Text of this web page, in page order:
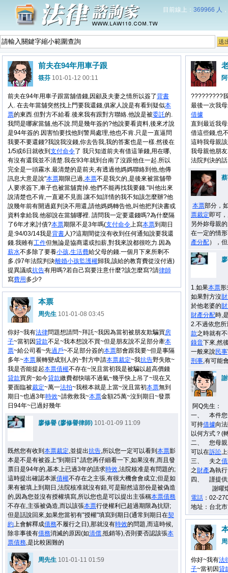
目前線上： 369966 人
前夫在94年用車子跟
筱芬 101-01-12 00:11
前夫在94年用車子跟當舖借錢,因顧及夫妻之情所以簽了背書
人. 在去年當舖突然找上門要我還錢,俱家人說是有看到疑似本
票的東西.但對方不給看.後來我有跟對方聯絡.他說是被委託的.
我問是哪家當舖,他不說.問是幾年簽的?他說要看資料,後來才說
是94年簽的.因害怕要找他到警局處理,他也不肯.只是一直逼問
我要不要還錢?我說我沒錢,你去告我,我的答案也是一樣.然後在
1/5或6日就收到 支付命令了 我只知道前夫有借這筆錢,用在哪,
有沒有還我並不清楚.我在93年就到台南了沒跟他住一起.所以
完全是一頭霧水.最清楚的是前夫,有透過他媽媽聯絡到他,他傳
訊息大意是說"本票期限已過,本票不是我欠的,是後來被當舖帶
人要求簽下,車子也被當舖賣掉.他們不能再找我要錢."叫他出來
說清楚也不肯,一直避不見面.讓不知詳情的我不知該怎麼辦?他
說幾年前有開過庭判決不用還,請他媽媽轉告他,叫他把判決書或
資料拿給我.他卻說在當舖哪裡. 請問我一定要還錢嗎?為什麼隔
了6年才來討債?本票期限不是3年嗎(支付命令上寫本票到期日
是:94/03/14我是背書人)?這期間從沒有收到任何通知說要我還
錢.我雖有工作但無論是協商還或扣薪,對我來說都很吃力.因為
薪水不多除了要養小孩,生活費給父母的錢.一個月下來所剩不
多.(97年法院判決離婚小孩監護權歸我,該給的教育費從沒付過)
提異議或抗告有用嗎?若自己寫要注意什麼?該怎麼寫?請律師
寫費用 多少?
?????????
最後一次我
借據
直到最近我
借這些錢,也
這時我母親
我母親他朋
法院判決的
本票部分，
票裁定即可
另外妳母親
在一定的情
產分配），
1.如果本票形
如果對方沒
於他老婆的
財產分配時,
2.不過依您
款之時就有
錄音下來,然
一般來說民事
刑事,有可能
阿Q先生：
一、 本件您
可持借據向
以何方式？(
二、 您母親
可以在訴訟
三、 夫之
之財產為執
四、 謹提供
謝曜
電話 ：02-
地址：台北
本票
周先生 101-01-08 03:45
你好~我有法律問題想請問~拜託~我因為當初被朋友欺騙買房
子~當初因貸款不足~我本想說不買~但是朋友說不足部分牽本
票~給公司看~先過戶~不足部分簽的本票部會跟我要~但是事隔
多年~本票展轉變成別人的~對方申請本票裁定~我抗告野失敗~
我是否能提起本票債權不存在~況且當初我是被騙以超高價錢
貸款買房~如今貸款繳費都快喘不過氣~幾乎快上吊了~現在又
要面臨被裁定~萬一法拍~我根本就是上當~況且當初本票無到
期日~也過3年時效~請救救我~本票金額25萬~沒到期日~發票
日94年~已過好幾年
廖修譽 (廖修譽律師) 101-01-09 11:09
既然您有收到 本票裁定,並提出抗告,所以您一定可以看到 本票影
本是不是有被簽上"到期日".請您再仔細看一下,如果沒有,而且發
票日是94年的,基本上已過3年的請求時效,法院核准是有問題的;
這時提出確認本派債權不存在之主張,有很大機會會成立;但是如
果有被填上到期日,法院核准就沒有錯,可是顯然這部份是被偽造
的,因為您並沒有授權填寫,所以您也是可以提出主張稱本票債務
不存在,主張被偽造,而以該張本票行使權利已超過期限為抗辯;
但是話說回來,如果您當初有"授權"填寫到期日(通常到期日在契
約上會解釋成債務不履行之日),那就沒有時效的問題,而這時候,
除非事後有債務消滅的原因(如清償,抵銷等),否則要否認該張本
票債務,是比較困難的
周先生 101-01-11 01:59 你好~我有法
子~當初因貸